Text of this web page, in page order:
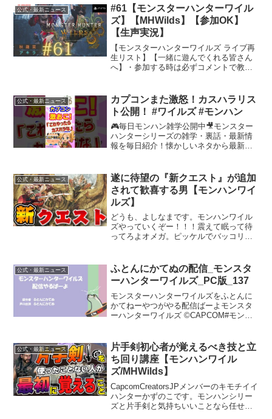
加ください！・人が多いときは順番待ち
にしますので、「参加希望...
公式・最新ニュース
#61【モンスターハンターワイル
ズ】【MHWilds】【参加OK】
【生声実況】
【モンスターハンターワイルズ ライブ再
生リスト】【一緒に遊んでくれる皆さん
へ】・参加する時は必ずコメントで教え
時もありますので お時間に余裕を持っ
てご参加ください！【M...
公式・最新ニュース
カプコンまた激怒！カスハラリス
ト公開！ #ワイルズ #モンハン
🎮毎日モンハン雑学公開中🎥モンスター
ハンターシリーズの雑学・裏話・最新情
報を毎日紹介！懐かしいネタから最新作
価で最新雑学をチェック！#ワイルズ #モ
ンハン #モンスター...
公式・最新ニュース
遂に待望の『新クエスト』が追加
されて歓喜する男【モンハンワイ
ルズ】
どうも、よしなまです。モンハンワイル
ズやっていくぞー！！！震えて眠って待
ってろよオメガ。ピッケルでバッコリ頭
まモデルPCはこちら！インスタグラム /
yoshinama...
公式・最新ニュース
ふとんにかてぬの配信_モンスタ
ーハンターワイルズ_PC版_137
モンスターハンターワイルズをふとんに
かてねーやつがやる配信ばーよモンスタ
ーハンターワイルズ ©CAPCOM#モンハ
→【X】@futonnikatenu01
公式・最新ニュース
片手剣初心者が覚えるべき技と立
ち回り講座【モンハンワイル
ズ/MHWilds】
CapcomCreatorsJPメンバーのキモチイイ
ハンターかずのこです。モンハンシリー
ズと片手剣と気持ちいいことなら任せ